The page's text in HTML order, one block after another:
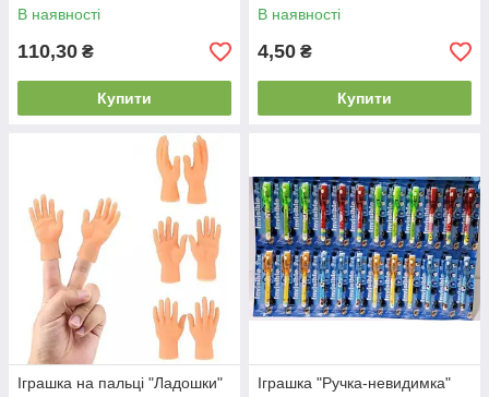
В наявності
110,30 ₴
Купити
В наявності
4,50 ₴
Купити
Іграшка на пальці "Ладошки"
Іграшка "Ручка-невидимка"